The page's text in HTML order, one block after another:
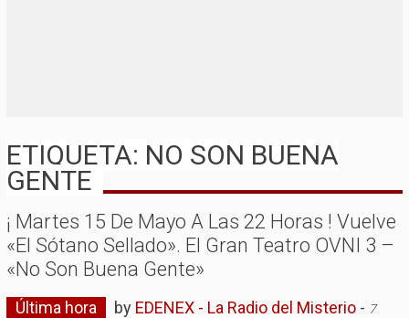
ETIQUETA: NO SON BUENA
GENTE
¡ Martes 15 De Mayo A Las 22 Horas ! Vuelve
«El Sótano Sellado». El Gran Teatro OVNI 3 –
«No Son Buena Gente»
Última hora by EDENEX - La Radio del Misterio- 7